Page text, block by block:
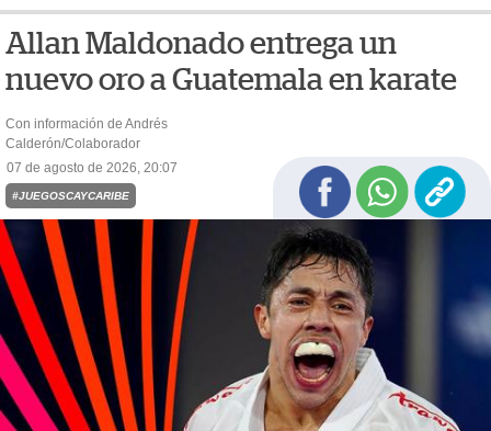
Allan Maldonado entrega un
nuevo oro a Guatemala en karate
Con información de Andrés
Calderón/Colaborador
07 de agosto de 2026, 20:07
#JUEGOSCAYCARIBE